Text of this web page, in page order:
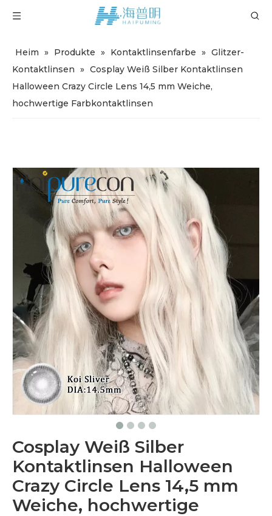
Heim » Produkte » Kontaktlinsenfarbe » Glitzer-
Kontaktlinsen » Cosplay Weiß Silber Kontaktlinsen
Halloween Crazy Circle Lens 14,5 mm Weiche,
hochwertige Farbkontaktlinsen
Cosplay Weiß Silber
Kontaktlinsen Halloween
Crazy Circle Lens 14,5 mm
Weiche, hochwertige